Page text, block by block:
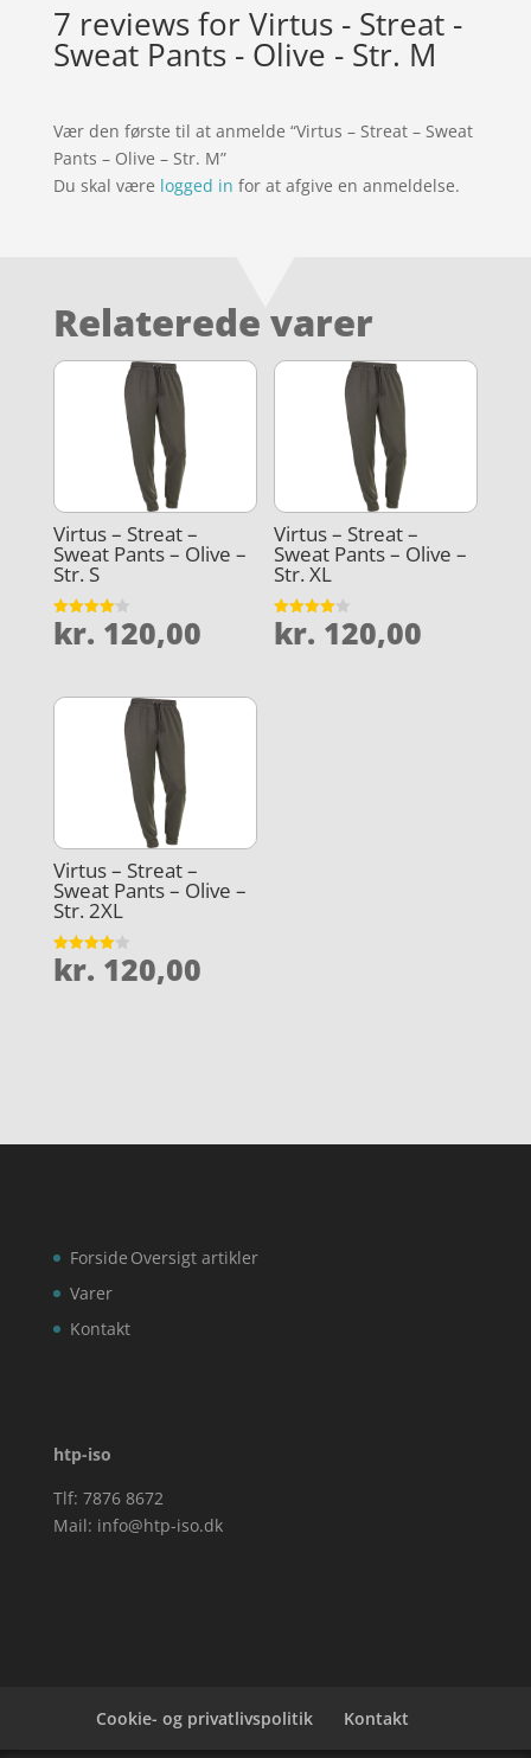
7 reviews forVirtus - Streat -
Sweat Pants - Olive - Str. M
Vær den første til at anmelde “Virtus – Streat – Sweat
Pants – Olive – Str. M”
Du skal være logged in for at afgive en anmeldelse.
Relaterede varer
Virtus – Streat –
Sweat Pants – Olive –
Str. S
Vurderet
4.1
kr. 120,00
Virtus – Streat –
Sweat Pants – Olive –
Str. XL
Vurderet
4
kr. 120,00
Virtus – Streat –
Sweat Pants – Olive –
Str. 2XL
Vurderet
4
kr. 120,00
Forside
Varer
Kontakt
Oversigt artikler
htp-iso
Tlf: 7876 8672
Mail: info@htp-iso.dk
Cookie- og privatlivspolitik Kontakt